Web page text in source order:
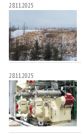
28.11.2025
28.11.2025